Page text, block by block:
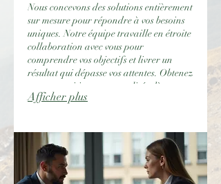
Nous concevons des solutions entièrement
sur mesure pour répondre à vos besoins
uniques. Notre équipe travaille en étroite
collaboration avec vous pour
comprendre vos objectifs et livrer un
résultat qui dépasse vos attentes. Obtenez
une proposition personnalisée dès
maintenant pour un service
Afficher plus